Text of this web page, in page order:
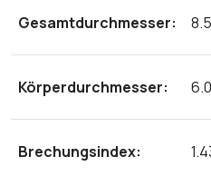
Gesamtdurchmesser:
Körperdurchmesser:
Brechungsindex: